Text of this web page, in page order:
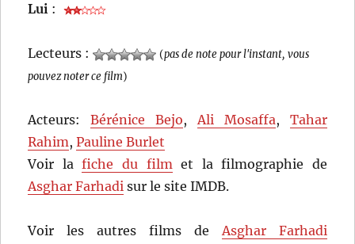
Lui :
Lecteurs : (pas de note pour l'instant, vous
pouvez noter ce film)
Acteurs:Bérénice Bejo,Ali Mosaffa, Tahar
Rahim,Pauline Burlet
Voir lafiche du filmet la filmographie de
Asghar Farhadi sur le site IMDB.
Voir les autres films deAsghar Farhadi